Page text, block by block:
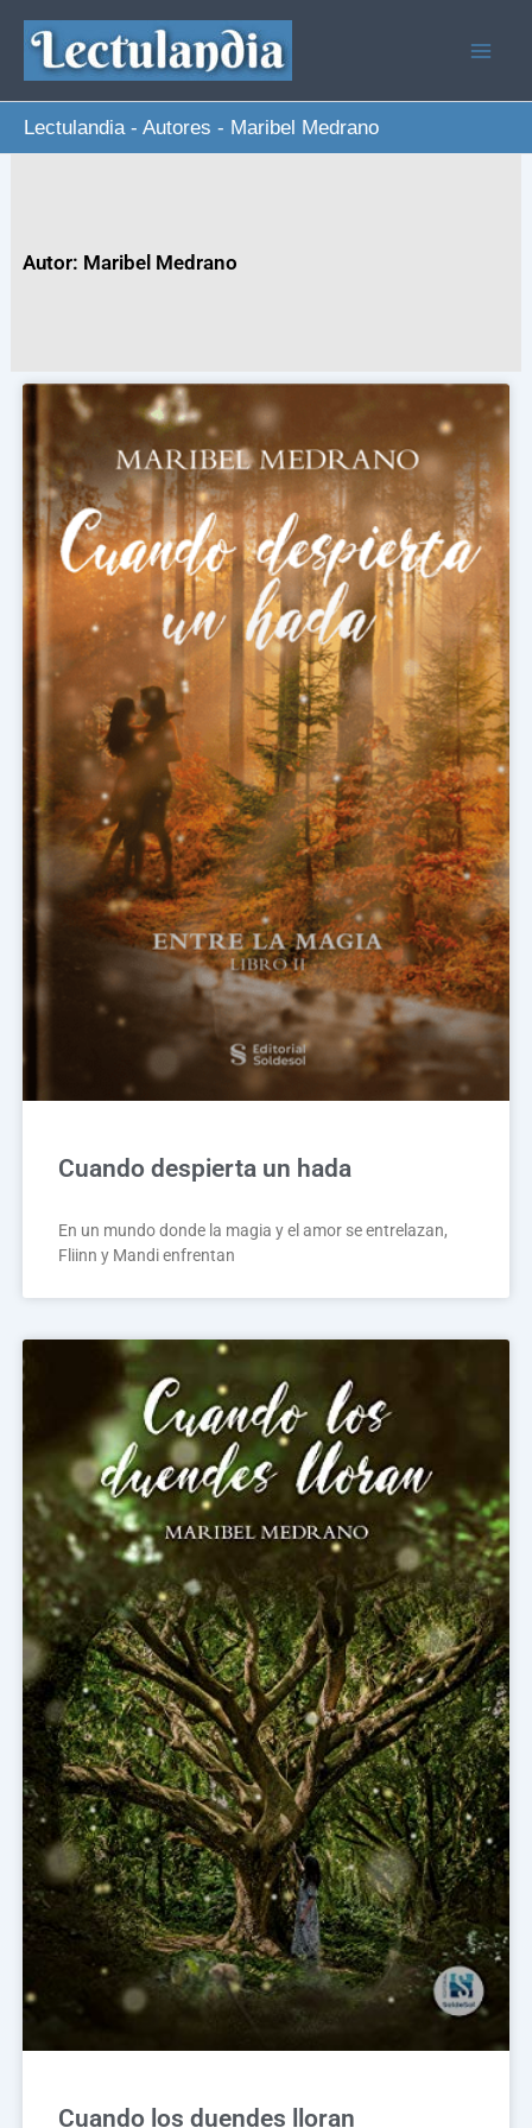
contenido
Lectulandia- Autores - Maribel Medrano
Autor: Maribel Medrano
Cuando despierta un hada
En un mundo donde la magia y el amor se entrelazan,
Fliinn y Mandi enfrentan
Cuando los duendes lloran